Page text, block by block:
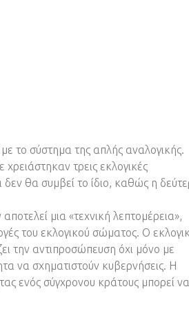
το σύστημα της απλής αναλογικής.
τρεις εκλογικές
θα συμβεί το ίδιο, καθώς η
μια «τεχνική λεπτομέρεια»,
του εκλογικού σώματος. Ο
την αντιπροσώπευση όχι μόνο με
να σχηματιστούν κυβερνήσεις. Η
ενός σύγχρονου κράτους μπορεί να